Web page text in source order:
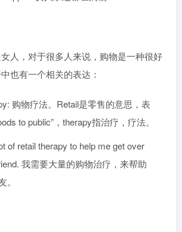
人，对于很多人来说，购物是一种很好
也有一个相关的表达：
购物疗法。Retail是零售的意思，表
to public”，therapy指治疗，疗法。
of retail therapy to help me get over
我需要大量的购物治疗，来帮助